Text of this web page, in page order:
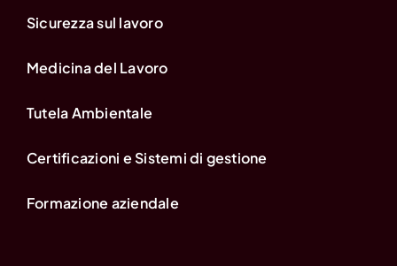
Sicurezza sul lavoro
Medicina del Lavoro
Tutela Ambientale
Certificazioni e Sistemi di gestione
Formazione aziendale